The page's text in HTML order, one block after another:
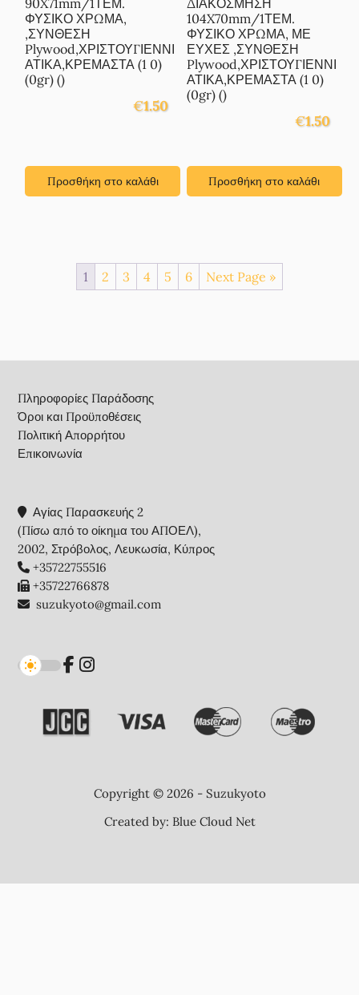
90X71mm/1ΤΕΜ.
ΦΥΣΙΚΟ ΧΡΩΜΑ,
,ΣΥΝΘΕΣΗ
Plywood,ΧΡΙΣΤΟΥΓΙΕΝΝΙ
ΑΤΙΚΑ,ΚΡΕΜΑΣΤΑ (1 0)
(0gr) ()
€1.50
Προσθήκη στο καλάθι
ΔΙΑΚΟΣΜΗΣΗ
104X70mm/1ΤΕΜ.
ΦΥΣΙΚΟ ΧΡΩΜΑ, ΜΕ
ΕΥΧΕΣ ,ΣΥΝΘΕΣΗ
Plywood,ΧΡΙΣΤΟΥΓΙΕΝΝΙ
ΑΤΙΚΑ,ΚΡΕΜΑΣΤΑ (1 0)
(0gr) ()
€1.50
Προσθήκη στο καλάθι
1 2 3 4 5 6 Next Page »
Πληροφορίες Παράδοσης
Όροι και Προϋποθέσεις
Πολιτική Απορρήτου
Επικοινωνία
Αγίας Παρασκευής 2
(Πίσω από το οίκημα του ΑΠΟΕΛ),
2002, Στρόβολος, Λευκωσία, Κύπρος
+35722755516
+35722766878
suzukyoto@gmail.com
Copyright © 2026 - Suzukyoto
Created by: Blue Cloud Net